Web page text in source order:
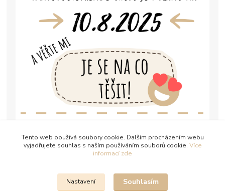
Tento web používá soubory cookie. Dalším procházením webu
vyjadřujete souhlas s naším používáním souborů cookie. Více
informací zde
Nastavení Souhlasím